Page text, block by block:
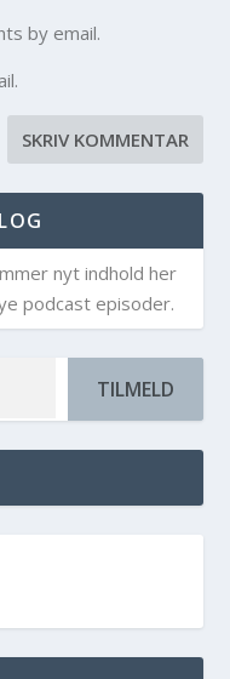
by email.
nyt indhold her
podcast episoder.
TILMELD